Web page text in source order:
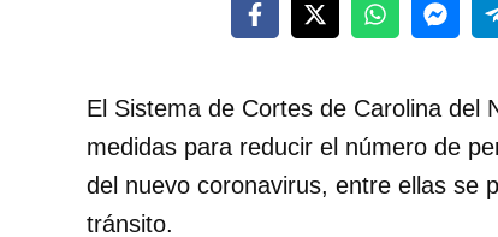
El Sistema de Cortes de Carolina del
medidas para reducir el número de
del nuevo coronavirus, entre ellas se
tránsito.